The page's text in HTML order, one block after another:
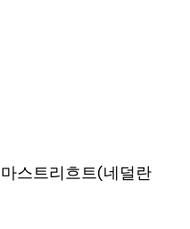
스트리흐트(네덜란